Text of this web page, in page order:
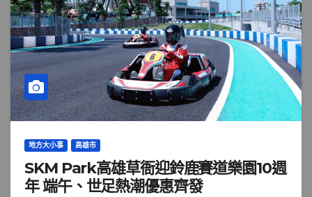
地方大小事 高雄市
SKM Park高雄草衙迎鈴鹿賽道樂園10週
年 端午、世足熱潮優惠齊發